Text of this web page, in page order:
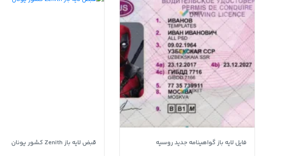
فایل لایه باز گواهینامه جدید روسیه قبض لایه باز Zenith کشور یونان